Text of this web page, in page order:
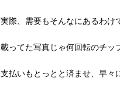
実際、需要もそんなにあるわけ
載ってた写真じゃ何回転のチッ
支払いもとっとと済ませ、早々